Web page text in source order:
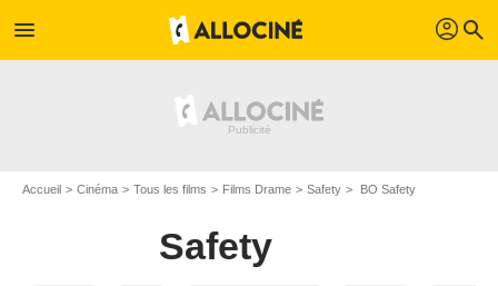
menu profil search
Accueil Cinéma Tous les films Films Drame Safety BO Safety
Safety